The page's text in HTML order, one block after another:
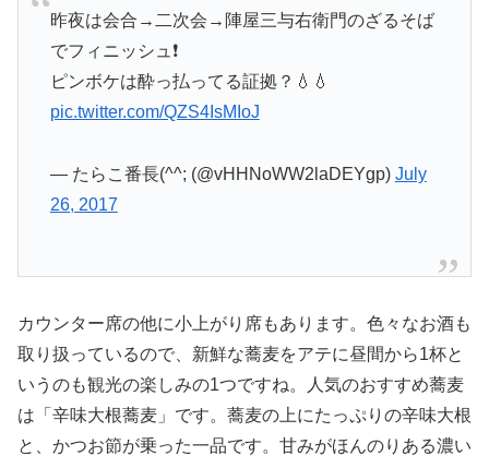
昨夜は会合→二次会→陣屋三与右衛門のざるそば
でフィニッシュ❗
ピンボケは酔っ払ってる証拠？💧💧
pic.twitter.com/QZS4IsMIoJ
— たらこ番長(^^; (@vHHNoWW2laDEYgp) July
26, 2017
カウンター席の他に小上がり席もあります。色々なお酒も
取り扱っているので、新鮮な蕎麦をアテに昼間から1杯と
いうのも観光の楽しみの1つですね。人気のおすすめ蕎麦
は「辛味大根蕎麦」です。蕎麦の上にたっぷりの辛味大根
と、かつお節が乗った一品です。甘みがほんのりある濃い